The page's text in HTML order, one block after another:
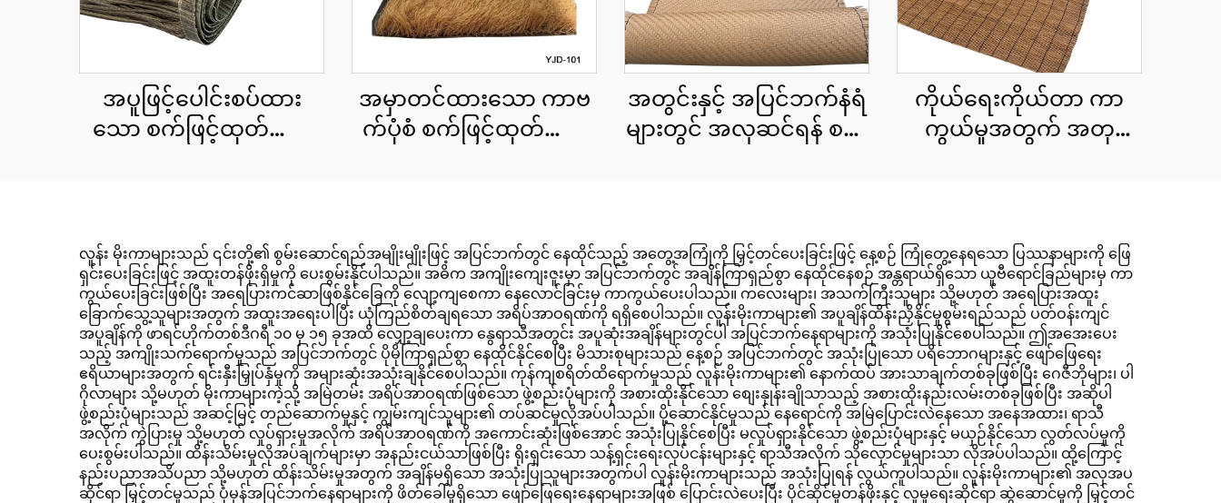
အပူဖြင့်ပေါင်းစပ်ထား
သော စက်ဖြင့်ထုတ်ထား
ရည်ပိုမိုကောင်းမွန်ခြင်း
အမှာတင်ထားသော ကာဗ
က်ပုံစံ စက်ဖြင့်ထုတ်ထား
ဆင်နိုင်ရန်
အတွင်းနှင့် အပြင်ဘက်နံရံ
များတွင် အလှဆင်ရန် စက်
ကိုယ်ရေးကိုယ်တာ ကာ
ကွယ်မှုအတွက် အတု
လူန်း မိုးကာများသည် ၎င်းတို့၏ စွမ်းဆောင်ရည်အမျိုးမျိုးဖြင့် အပြင်ဘက်တွင် နေထိုင်သည့် အတွေ့အကြုံကို မြှင့်တင်ပေးခြင်းဖြင့် နေ့စဉ် ကြုံတွေ့နေရသော ပြဿနာများကို ဖြေ
ရှင်းပေးခြင်းဖြင့် အထူးတန်ဖိုးရှိမှုကို ပေးစွမ်းနိုင်ပါသည်။ အဓိက အကျိုးကျေးဇူးမှာ အပြင်ဘက်တွင် အချိန်ကြာရှည်စွာ နေထိုင်နေစဉ် အန္တရာယ်ရှိသော ယူဗီရောင်ခြည်များမှ ကာ
ကွယ်ပေးခြင်းဖြစ်ပြီး အရေပြားကင်ဆာဖြစ်နိုင်ခြေကို လျော့ကျစေကာ နေလောင်ခြင်းမှ ကာကွယ်ပေးပါသည်။ ကလေးများ၊ အသက်ကြီးသူများ သို့မဟုတ် အရေပြားအထူး
ခြောက်သွေ့သူများအတွက် အထူးအရေးပါပြီး ယုံကြည်စိတ်ချရသော အရိပ်အာဝရဏ်ကို ရရှိစေပါသည်။ လူန်းမိုးကာများ၏ အပူချိန်ထိန်းညှိနိုင်မှုစွမ်းရည်သည် ပတ်ဝန်းကျင်
အပူချိန်ကို ဖာရင်ဟိုက်တစ်ဒီဂရီ ၁၀ မှ ၁၅ ခုအထိ လျှော့ချပေးကာ နွေရာသီအတွင်း အပူဆုံးအချိန်များတွင်ပါ အပြင်ဘက်နေရာများကို အသုံးပြုနိုင်စေပါသည်။ ဤအအေးပေး
သည့် အကျိုးသက်ရောက်မှုသည် အပြင်ဘက်တွင် ပိုမိုကြာရှည်စွာ နေထိုင်နိုင်စေပြီး မိသားစုများသည် နေ့စဉ် အပြင်ဘက်တွင် အသုံးပြုသော ပရိဘောဂများနှင့် ဖျော်ဖြေရေး
ဧရိယာများအတွက် ရင်းနှီးမြှုပ်နှံမှုကို အများဆုံးအသုံးချနိုင်စေပါသည်။ ကုန်ကျစရိတ်ထိရောက်မှုသည် လူန်းမိုးကာများ၏ နောက်ထပ် အားသာချက်တစ်ခုဖြစ်ပြီး ဂေဇီဘိုများ၊ ပါ
ဂိုလာများ သို့မဟုတ် မိုးကာများကဲ့သို့ အမြဲတမ်း အရိပ်အာဝရဏ်ဖြစ်သော ဖွဲ့စည်းပုံများကို အစားထိုးနိုင်သော စျေးနှုန်းချိုသာသည့် အစားထိုးနည်းလမ်းတစ်ခုဖြစ်ပြီး အဆိုပါ
ဖွဲ့စည်းပုံများသည် အဆင့်မြင့် တည်ဆောက်မှုနှင့် ကျွမ်းကျင်သူများ၏ တပ်ဆင်မှုလိုအပ်ပါသည်။ ပို့ဆောင်နိုင်မှုသည် နေရောင်ကို အမြဲပြောင်းလဲနေသော အနေအထား၊ ရာသီ
အလိုက် ကွဲပြားမှု သို့မဟုတ် လှုပ်ရှားမှုအလိုက် အရိပ်အာဝရဏ်ကို အကောင်းဆုံးဖြစ်အောင် အသုံးပြုနိုင်စေပြီး မလှုပ်ရှားနိုင်သော ဖွဲ့စည်းပုံများနှင့် မယှဉ်နိုင်သော လွတ်လပ်မှုကို
ပေးစွမ်းပါသည်။ ထိန်းသိမ်းမှုလိုအပ်ချက်များမှာ အနည်းငယ်သာဖြစ်ပြီး ရိုးရှင်းသော သန့်ရှင်းရေးလုပ်ငန်းများနှင့် ရာသီအလိုက် သိုလှောင်မှုများသာ လိုအပ်ပါသည်။ ထို့ကြောင့်
နည်းပညာအသိပညာ သို့မဟုတ် ထိန်းသိမ်းမှုအတွက် အချိန်မရှိသော အသုံးပြုသူများအတွက်ပါ လူန်းမိုးကာများသည် အသုံးပြုရန် လွယ်ကူပါသည်။ လူန်းမိုးကာများ၏ အလှအပ
ဆိုင်ရာ မြှင့်တင်မှုသည် ပုံမှန်အပြင်ဘက်နေရာများကို ဖိတ်ခေါ်မှုရှိသော ဖျော်ဖြေရေးနေရာများအဖြစ် ပြောင်းလဲပေးပြီး ပိုင်ဆိုင်မှုတန်ဖိုးနှင့် လူမှုရေးဆိုင်ရာ ဆွဲဆောင်မှုကို မြှင့်တင်